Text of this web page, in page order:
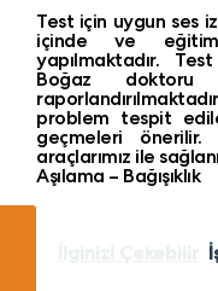
Test için uygun ses
içinde ve
yapılmaktadır.
Boğaz doktoru
problem tespit
geçmeleri
araçlarımız ile
Aşılama – Bağışıklık